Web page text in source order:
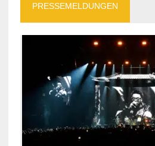
PRESSEMELDUNGEN